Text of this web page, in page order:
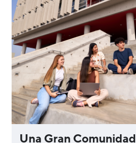
Una Gran Comunidad